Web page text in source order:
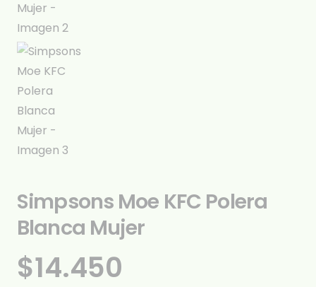
Simpsons Moe KFC Polera
Blanca Mujer
$14.450